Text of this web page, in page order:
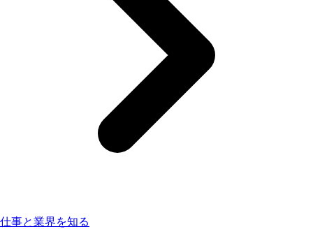
仕事と業界を知る